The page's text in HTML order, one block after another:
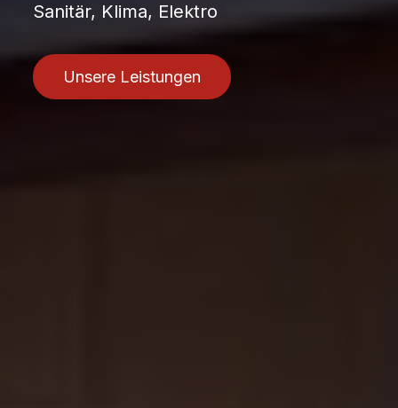
Sanitär, Klima, Elektro
Unsere Leistungen